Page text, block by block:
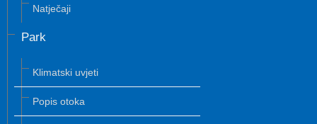
Natječaji
Park
Klimatski uvjeti
Popis otoka